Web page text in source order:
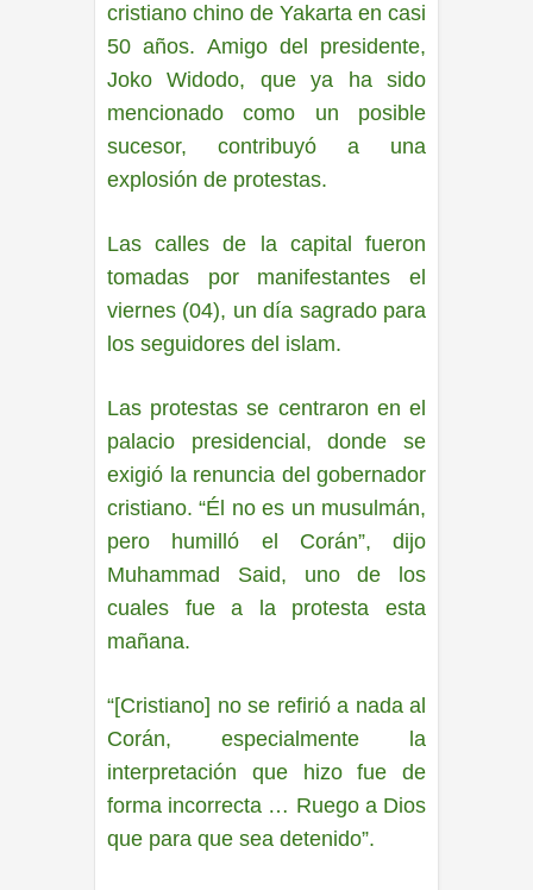
cristiano chino de Yakarta en casi
50 años. Amigo del presidente,
Joko Widodo, que ya ha sido
mencionado como un posible
sucesor, contribuyó a una
explosión de protestas.
Las calles de la capital fueron
tomadas por manifestantes el
viernes (04), un día sagrado para
los seguidores del islam.
Las protestas se centraron en el
palacio presidencial, donde se
exigió la renuncia del gobernador
cristiano. “Él no es un musulmán,
pero humilló el Corán”, dijo
Muhammad Said, uno de los
cuales fue a la protesta esta
mañana.
“[Cristiano] no se refirió a nada al
Corán, especialmente la
interpretación que hizo fue de
forma incorrecta … Ruego a Dios
que para que sea detenido”.